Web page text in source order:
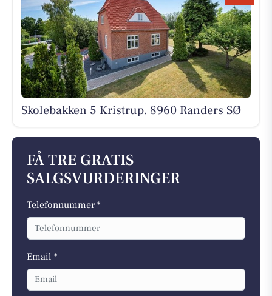
Skolebakken 5 Kristrup, 8960 Randers SØ
FÅ TRE GRATIS
SALGSVURDERINGER
Telefonnummer *
Email *